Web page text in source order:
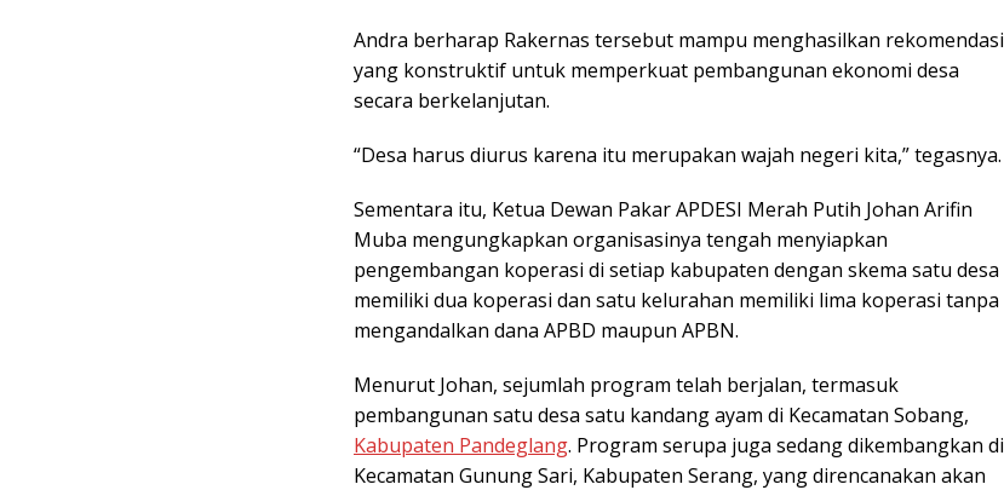
Andra berharap Rakernas tersebut mampu menghasilkan rekomendasi
yang konstruktif untuk memperkuat pembangunan ekonomi desa
secara berkelanjutan.
“Desa harus diurus karena itu merupakan wajah negeri kita,” tegasnya.
Sementara itu, Ketua Dewan Pakar APDESI Merah Putih Johan Arifin
Muba mengungkapkan organisasinya tengah menyiapkan
pengembangan koperasi di setiap kabupaten dengan skema satu desa
memiliki dua koperasi dan satu kelurahan memiliki lima koperasi tanpa
mengandalkan dana APBD maupun APBN.
Menurut Johan, sejumlah program telah berjalan, termasuk
pembangunan satu desa satu kandang ayam di Kecamatan Sobang,
Kabupaten Pandeglang. Program serupa juga sedang dikembangkan di
Kecamatan Gunung Sari, Kabupaten Serang, yang direncanakan akan